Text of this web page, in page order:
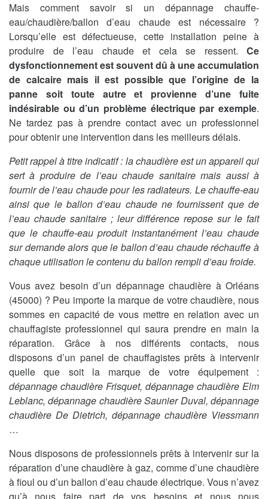
Mais comment savoir si un dépannage chauffe-
eau/chaudière/ballon d’eau chaude est nécessaire ?
Lorsqu’elle est défectueuse, cette installation peine à
produire de l’eau chaude et cela se ressent. Ce
dysfonctionnement est souvent dû à une accumulation
de calcaire mais il est possible que l’origine de la
panne soit toute autre et provienne d’une fuite
indésirable ou d’un problème électrique par exemple.
Ne tardez pas à prendre contact avec un professionnel
pour obtenir une intervention dans les meilleurs délais.
Petit rappel à titre indicatif : la chaudière est un appareil qui
sert à produire de l’eau chaude sanitaire mais aussi à
fournir de l’eau chaude pour les radiateurs. Le chauffe-eau
ainsi que le ballon d’eau chaude ne fournissent que de
l’eau chaude sanitaire ; leur différence repose sur le fait
que le chauffe-eau produit instantanément l’eau chaude
sur demande alors que le ballon d’eau chaude réchauffe à
chaque utilisation le contenu du ballon rempli d’eau froide.
Vous avez besoin d’un dépannage chaudière à Orléans
(45000) ? Peu importe la marque de votre chaudière, nous
sommes en capacité de vous mettre en relation avec un
chauffagiste professionnel qui saura prendre en main la
réparation. Grâce à nos différents contacts, nous
disposons d’un panel de chauffagistes prêts à intervenir
quelle que soit la marque de votre équipement :
dépannage chaudière Frisquet, dépannage chaudière Elm
Leblanc, dépannage chaudière Saunier Duval, dépannage
chaudière De Dietrich, dépannage chaudière Viessmann
…
Nous disposons de professionnels prêts à intervenir sur la
réparation d’une chaudière à gaz, comme d’une chaudière
à fioul ou d’un ballon d’eau chaude électrique. Vous n’avez